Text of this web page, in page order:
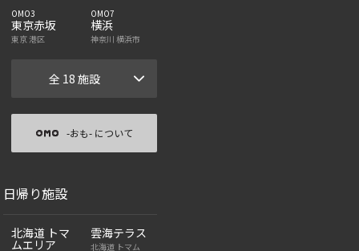
OMO3
東京赤坂
東京 港区
OMO7
横浜
神奈川 横浜市
全 18 施設
-おも- について
日帰り施設
北海道 トマ
ムエリア
雲海テラス
北海道 トマム